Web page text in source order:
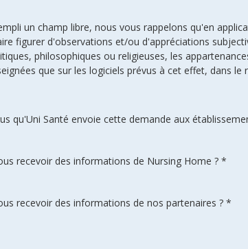
un champ libre, nous vous rappelons qu'en
figurer d'observations et/ou d'appréciations
philosophiques ou religieuses, les
que sur les logiciels prévus à cet effet, dans
qu'Uni Santé envoie cette demande aux
recevoir des informations de Nursing Home ? *
recevoir des informations de nos partenaires ? *